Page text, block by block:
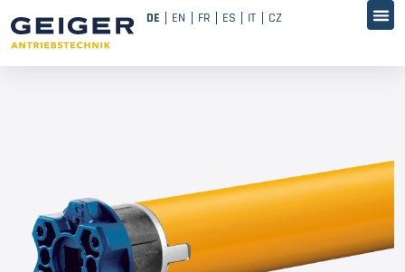
DE EN FR ES IT CZ